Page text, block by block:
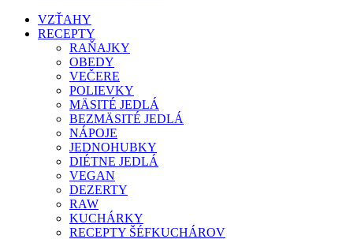
VZŤAHY
RECEPTY
RAŇAJKY
OBEDY
VEČERE
POLIEVKY
MÄSITÉ JEDLÁ
BEZMÄSITÉ JEDLÁ
NÁPOJE
JEDNOHUBKY
DIÉTNE JEDLÁ
VEGAN
DEZERTY
RAW
KUCHÁRKY
RECEPTY ŠÉFKUCHÁROV